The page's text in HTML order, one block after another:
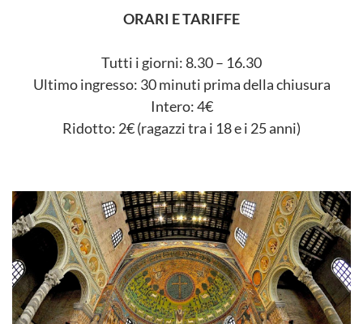
ORARI E TARIFFE
Tutti i giorni: 8.30 – 16.30
Ultimo ingresso: 30 minuti prima della chiusura
Intero: 4€
Ridotto: 2€ (ragazzi tra i 18 e i 25 anni)